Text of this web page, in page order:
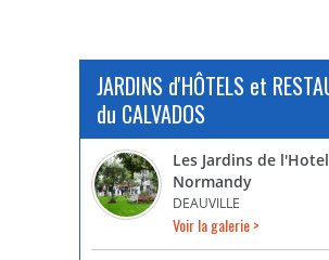
JARDINS d'HÔTELS et
du CALVADOS
Les Jardins de l'Hotel
Normandy
DEAUVILLE
Voir la galerie >